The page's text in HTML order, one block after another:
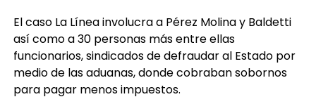
El caso La Línea involucra a Pérez Molina y Baldetti
así como a 30 personas más entre ellas
funcionarios, sindicados de defraudar al Estado por
medio de las aduanas, donde cobraban sobornos
para pagar menos impuestos.